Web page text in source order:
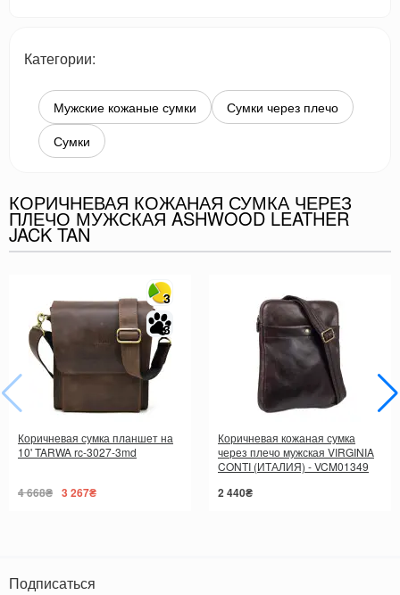
Категории:
Мужские кожаные сумки
Сумки через плечо
Сумки
КОРИЧНЕВАЯ КОЖАНАЯ СУМКА ЧЕРЕЗ
ПЛЕЧО МУЖСКАЯ ASHWOOD LEATHER
JACK TAN
3
3
Коричневая сумка планшет на
10' TARWA rc-3027-3md
4 668₴ 3 267₴
Коричневая кожаная сумка
через плечо мужская VIRGINIA
CONTI (ИТАЛИЯ) - VCM01349
2 440₴
Подписаться